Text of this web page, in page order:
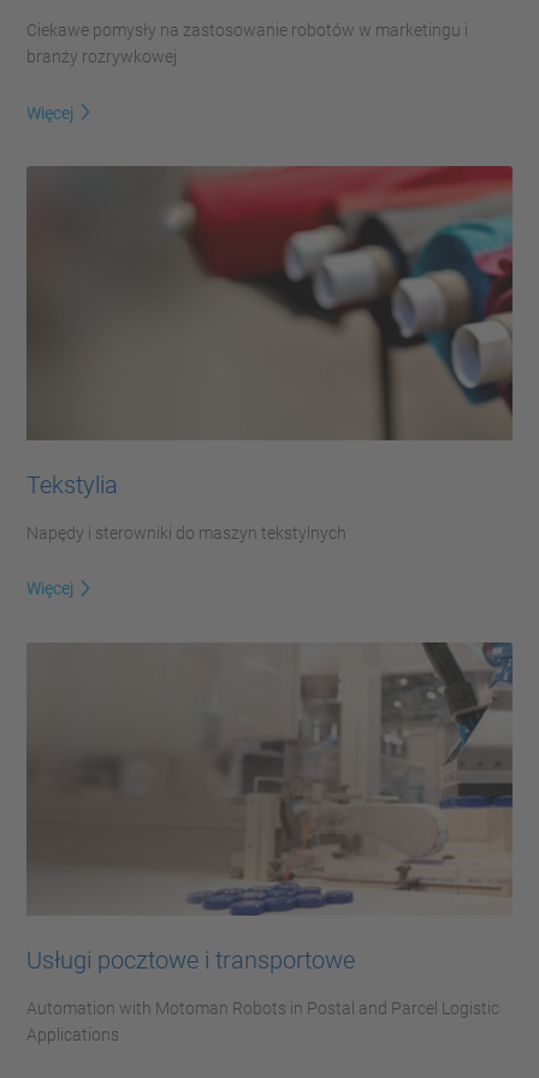
Ciekawe pomysły na zastosowanie robotów w marketingu i
branży rozrywkowej
Więcej
Tekstylia
Napędy i sterowniki do maszyn tekstylnych
Więcej
Usługi pocztowe i transportowe
Automation with Motoman Robots in Postal and Parcel Logistic
Applications